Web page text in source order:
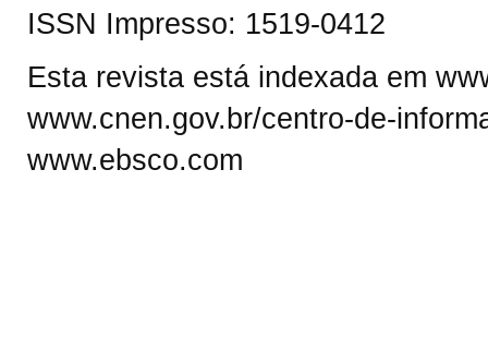
ISSN Impresso: 1519-0412
Esta revista está indexada em
www.cnen.gov.br/centro-de-
www.ebsco.com